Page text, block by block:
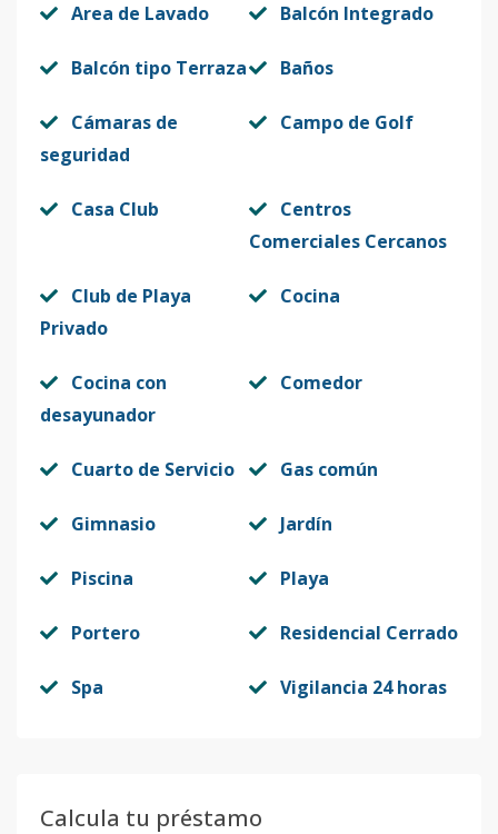
Area de Lavado Balcón Integrado
Balcón tipo Terraza Baños
Cámaras de
seguridad
Campo de Golf
Casa Club
Centros
Comerciales Cercanos
Club de Playa
Privado
Cocina
Cocina con
desayunador
Comedor
Cuarto de Servicio Gas común
Gimnasio Jardín
Piscina Playa
Portero Residencial Cerrado
Spa Vigilancia 24 horas
Calcula tu préstamo